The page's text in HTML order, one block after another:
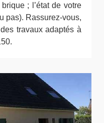
; l’état de votre
pas). Rassurez-vous,
travaux adaptés à